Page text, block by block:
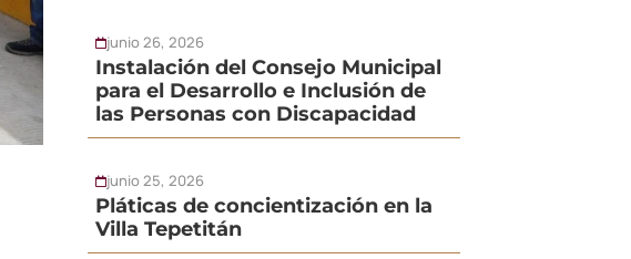
junio 26, 2026
Instalación del Consejo Municipal
para el Desarrollo e Inclusión de
las Personas con Discapacidad
junio 25, 2026
Pláticas de concientización en la
Villa Tepetitán